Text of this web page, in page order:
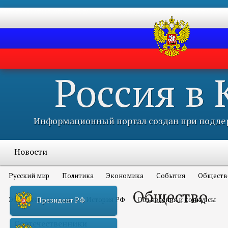
Россия в
Информационный портал создан при
Новости
Русский мир Политика Экономика События
Это интересно всем История РФ Объявления и конкурсы
Соотечественники
Президент РФ Общество